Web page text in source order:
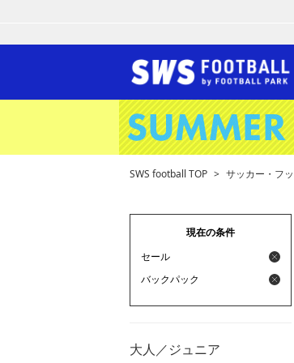
SWS football TOP > サッカー・フ
現在の条件
セール
バックパック
大人／ジュニア